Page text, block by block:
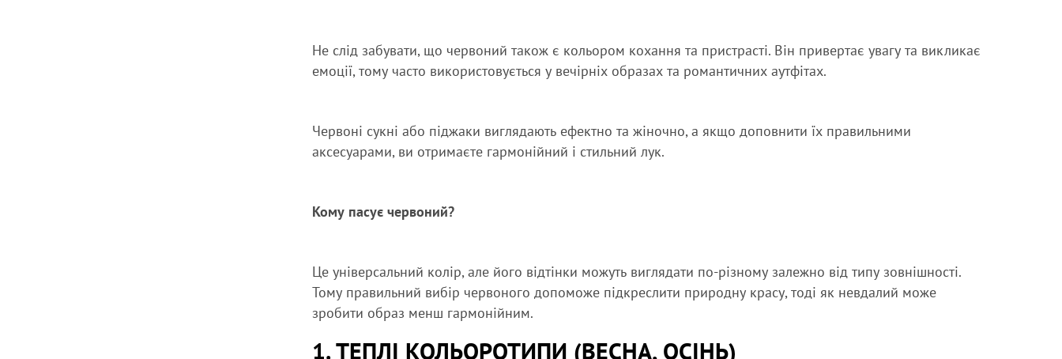
Не слід забувати, що червоний також є кольором кохання та пристрасті. Він привертає увагу та викликає
емоції, тому часто використовується у вечірніх образах та романтичних аутфітах.
Червоні сукні або піджаки виглядають ефектно та жіночно, а якщо доповнити їх правильними
аксесуарами, ви отримаєте гармонійний і стильний лук.
Кому пасує червоний?
Це універсальний колір, але його відтінки можуть виглядати по-різному залежно від типу зовнішності.
Тому правильний вибір червоного допоможе підкреслити природну красу, тоді як невдалий може
зробити образ менш гармонійним.
1. ТЕПЛІ КОЛЬОРОТИПИ (ВЕСНА, ОСІНЬ)